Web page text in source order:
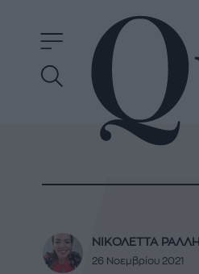
ΝΙΚΟΛΕΤΤΑ ΡΑΛΛΗ
26 Νοεμβρίου 2021